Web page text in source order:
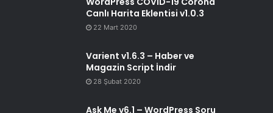
Canlı Harita Eklentisi v1.0.3
22 Mart 2020
Varient v1.6.3 – Haber ve
Magazin Script İndir
28 Şubat 2020
Ask Me v6.1 – WordPress Soru